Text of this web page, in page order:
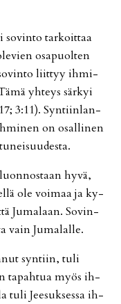
so­vin­to tar­koit­taa
osa­puol­ten
so­vin­to liit­tyy ih­mi­
yh­teys sär­kyi
3:11). Syn­tiin­lan­
on osal­li­nen
hyvä,
ole voi­maa ja ky­
Ju­ma­laan. So­vin­
vain Ju­ma­lal­le.
syn­tiin, tuli
ta­pah­tua myös ih­
tuli Jee­suk­ses­sa ih­